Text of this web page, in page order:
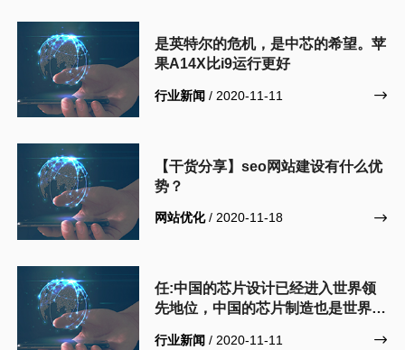
是英特尔的危机，是中芯的希望。苹
果A14X比i9运行更好
行业新闻 / 2020-11-11 
【干货分享】seo网站建设有什么优
势？
网站优化/ 2020-11-18 
任:中国的芯片设计已经进入世界领
先地位，中国的芯片制造也是世界第
行业新闻 / 2020-11-11 